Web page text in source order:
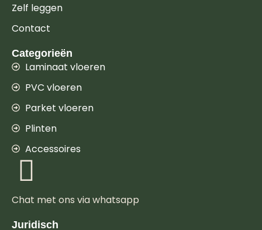
Zelf leggen
Contact
Categorieën
Laminaat vloeren
PVC vloeren
Parket vloeren
Plinten
Accessoires
Chat met ons via whatsapp
Juridisch